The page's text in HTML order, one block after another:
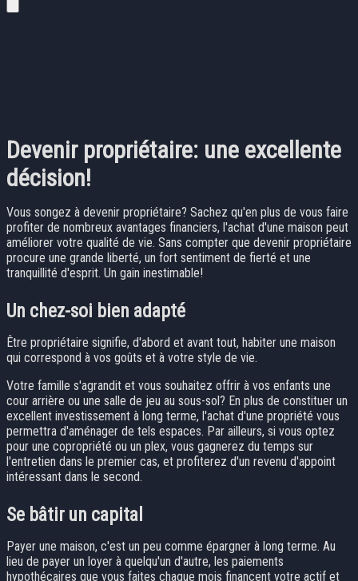
Devenir propriétaire: une excellente
décision!
Vous songez à devenir propriétaire? Sachez qu'en plus de vous faire
profiter de nombreux avantages financiers, l'achat d'une maison peut
améliorer votre qualité de vie. Sans compter que devenir propriétaire
procure une grande liberté, un fort sentiment de fierté et une
tranquillité d'esprit. Un gain inestimable!
Un chez-soi bien adapté
Être propriétaire signifie, d'abord et avant tout, habiter une maison
qui correspond à vos goûts et à votre style de vie.
Votre famille s'agrandit et vous souhaitez offrir à vos enfants une
cour arrière ou une salle de jeu au sous-sol? En plus de constituer un
excellent investissement à long terme, l'achat d'une propriété vous
permettra d'aménager de tels espaces. Par ailleurs, si vous optez
pour une copropriété ou un plex, vous gagnerez du temps sur
l'entretien dans le premier cas, et profiterez d'un revenu d'appoint
intéressant dans le second.
Se bâtir un capital
Payer une maison, c'est un peu comme épargner à long terme. Au
lieu de payer un loyer à quelqu'un d'autre, les paiements
hypothécaires que vous faites chaque mois financent votre actif et